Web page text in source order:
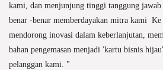
kami, dan menjunjung tinggi tanggung jawab
benar -benar memberdayakan mitra kami Ke
mendorong inovasi dalam keberlanjutan,
bahan pengemasan menjadi 'kartu bisnis
pelanggan kami. "